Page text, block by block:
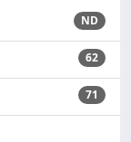
ND
62
71